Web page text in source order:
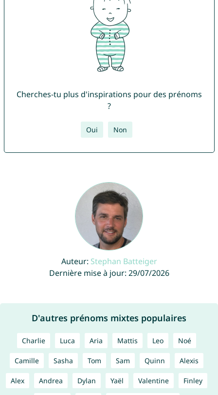
Cherches-tu plus d'inspirations pour des prénoms
?
Oui Non
Auteur: Stephan Batteiger
Dernière mise à jour: 29/07/2026
D'autres prénoms mixtes populaires
Charlie Luca Aria Mattis Leo Noé
Camille Sasha Tom Sam Quinn Alexis
Alex Andrea Dylan Yaël Valentine Finley